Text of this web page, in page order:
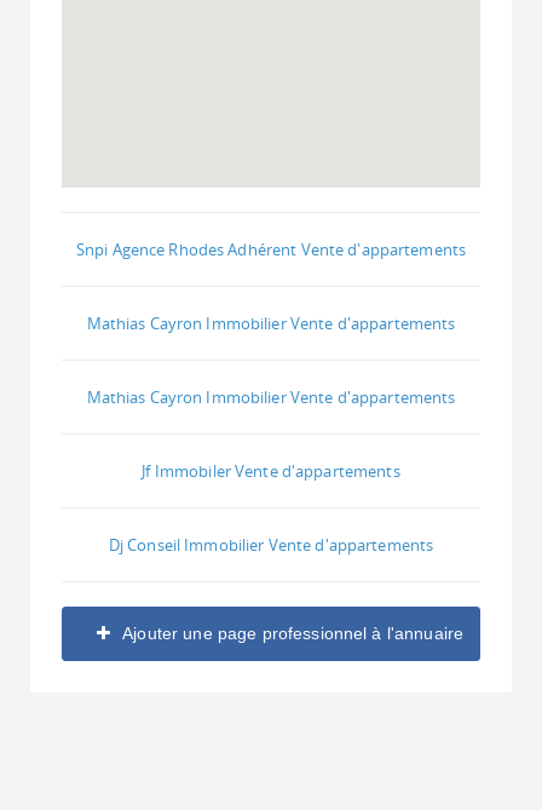
Snpi Agence Rhodes Adhérent Vente d'appartements
Mathias Cayron Immobilier Vente d'appartements
Mathias Cayron Immobilier Vente d'appartements
Jf Immobiler Vente d'appartements
Dj Conseil Immobilier Vente d'appartements
Ajouter une page professionnel à l'annuaire